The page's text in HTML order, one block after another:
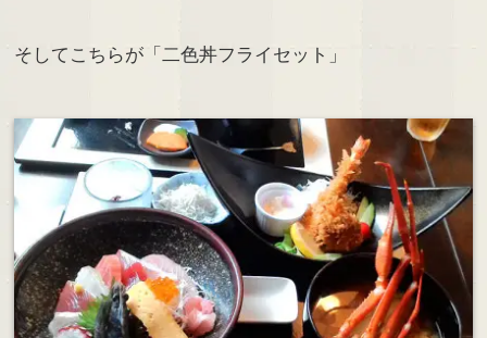
そしてこちらが「二色丼フライセット」